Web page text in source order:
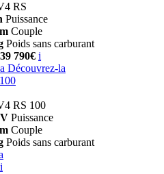
RS
Puissance
Couple
Poids sans carburant
790€ i
Découvrez-la
RS 100
Puissance
Couple
Poids sans carburant